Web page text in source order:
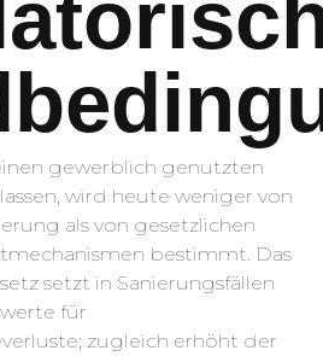
gewerblich genutzten
wird heute weniger von
als von gesetzlichen
bestimmt. Das
setzt in Sanierungsfällen
für
zugleich erhöht der